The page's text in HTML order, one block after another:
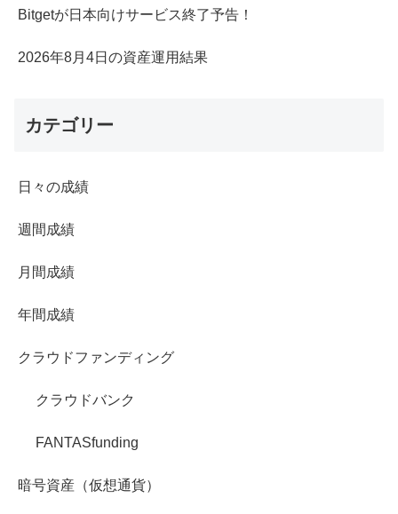
Bitgetが日本向けサービス終了予告！
2026年8月4日の資産運用結果
カテゴリー
日々の成績
週間成績
月間成績
年間成績
クラウドファンディング
クラウドバンク
FANTASfunding
暗号資産（仮想通貨）